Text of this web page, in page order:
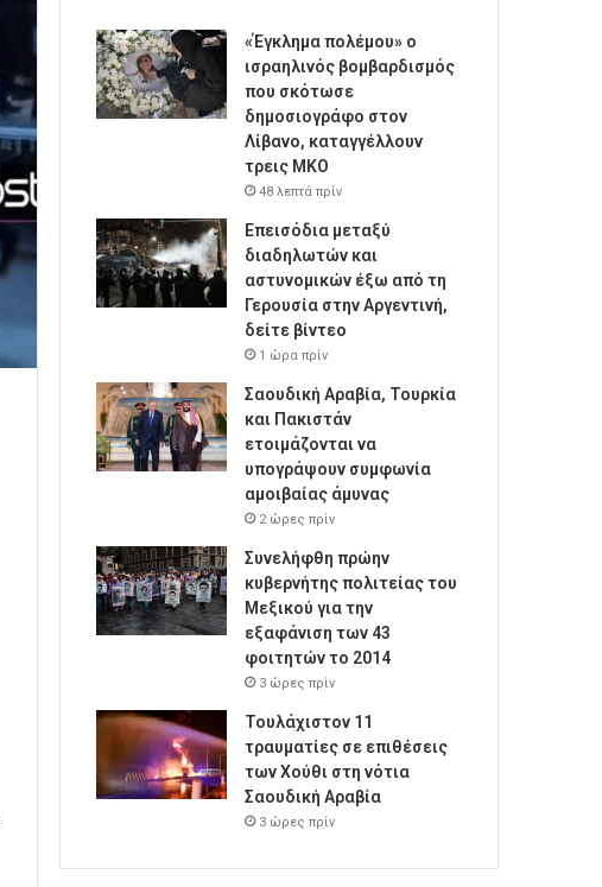
«Έγκλημα πολέμου» ο
ισραηλινός βομβαρδισμός
που σκότωσε
δημοσιογράφο στον
Λίβανο, καταγγέλλουν
τρεις ΜΚΟ
48 λεπτά πρίν
Επεισόδια μεταξύ
διαδηλωτών και
αστυνομικών έξω από τη
Γερουσία στην Αργεντινή,
δείτε βίντεο
1 ώρα πρίν
Σαουδική Αραβία, Τουρκία
και Πακιστάν
ετοιμάζονται να
υπογράψουν συμφωνία
αμοιβαίας άμυνας
2 ώρες πρίν
Συνελήφθη πρώην
κυβερνήτης πολιτείας του
Μεξικού για την
εξαφάνιση των 43
φοιτητών το 2014
3 ώρες πρίν
Τουλάχιστον 11
τραυματίες σε επιθέσεις
των Χούθι στη νότια
Σαουδική Αραβία
3 ώρες πρίν